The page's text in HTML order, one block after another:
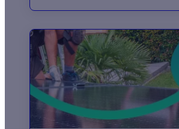
que le reste de la population.